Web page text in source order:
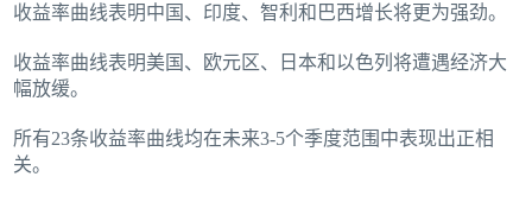
收益率曲线表明中国、印度、智利和巴西增长将更为强劲。
收益率曲线表明美国、欧元区、日本和以色列将遭遇经济大
幅放缓。
所有23条收益率曲线均在未来3‑5个季度范围中表现出正相
关。